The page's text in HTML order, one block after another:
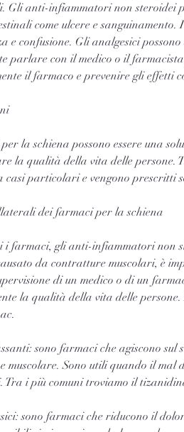
Gli anti-infiammatori non steroidei
come ulcere e sanguinamento.
e confusione. Gli analgesici
parlare con il medico o il
il farmaco e prevenire gli effetti
la schiena possono essere una
la qualità della vita delle persone.
casi particolari e vengono prescritti
dei farmaci per la schiena
i farmaci, gli anti-infiammatori non
da contratture muscolari, è
di un medico o di un
la qualità della vita delle
sono farmaci che agiscono
muscolare. Sono utili quando il mal
Tra i più comuni troviamo il
sono farmaci che riducono il